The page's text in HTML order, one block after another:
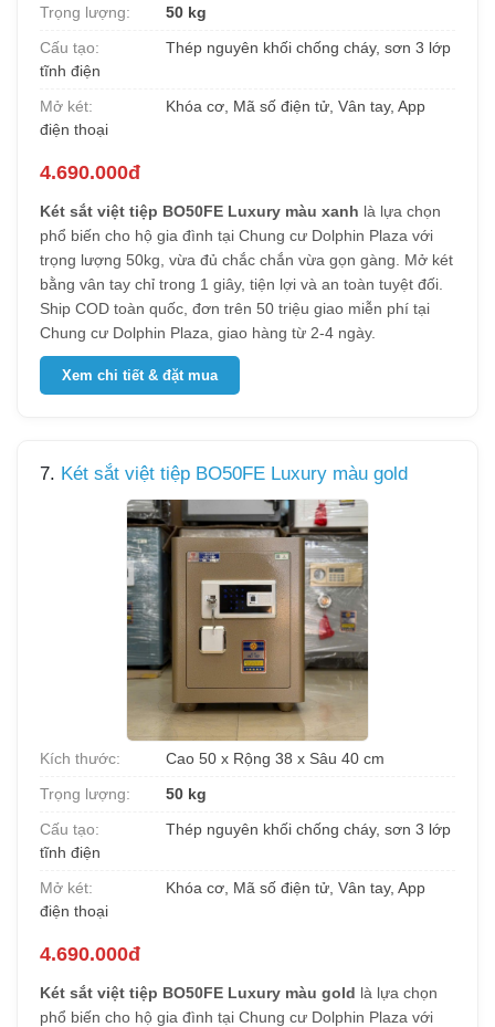
Trọng lượng:
50 kg
Cấu tạo:
Thép nguyên khối chống cháy, sơn 3 lớp
tĩnh điện
Mở két:
Khóa cơ, Mã số điện tử, Vân tay, App
điện thoại
4.690.000đ
Két sắt việt tiệp BO50FE Luxury màu xanh là lựa chọn
phổ biến cho hộ gia đình tại Chung cư Dolphin Plaza với
trọng lượng 50kg, vừa đủ chắc chắn vừa gọn gàng. Mở két
bằng vân tay chỉ trong 1 giây, tiện lợi và an toàn tuyệt đối.
Ship COD toàn quốc, đơn trên 50 triệu giao miễn phí tại
Chung cư Dolphin Plaza, giao hàng từ 2-4 ngày.
Xem chi tiết & đặt mua
7. Két sắt việt tiệp BO50FE Luxury màu gold
Kích thước:
Cao 50 x Rộng 38 x Sâu 40 cm
Trọng lượng:
50 kg
Cấu tạo:
Thép nguyên khối chống cháy, sơn 3 lớp
tĩnh điện
Mở két:
Khóa cơ, Mã số điện tử, Vân tay, App
điện thoại
4.690.000đ
Két sắt việt tiệp BO50FE Luxury màu gold là lựa chọn
phổ biến cho hộ gia đình tại Chung cư Dolphin Plaza với